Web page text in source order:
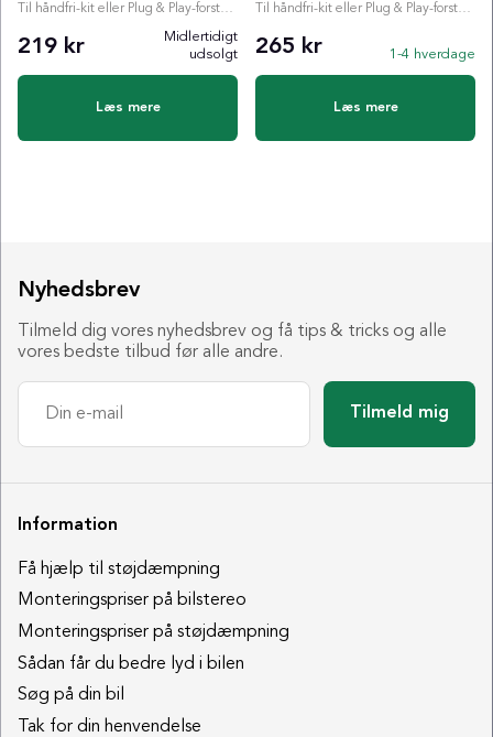
Til håndfri-kit eller Plug & Play-forstærker
219 kr
Midlertidigt
udsolgt
Læs mere
Til håndfri-kit eller Plug & Play-forstærker
265 kr 1-4 hverdage
Læs mere
Nyhedsbrev
Tilmeld dig vores nyhedsbrev og få tips & tricks og alle
vores bedste tilbud før alle andre.
Tilmeld mig
Information
Få hjælp til støjdæmpning
Monteringspriser på bilstereo
Monteringspriser på støjdæmpning
Sådan får du bedre lyd i bilen
Søg på din bil
Tak for din henvendelse